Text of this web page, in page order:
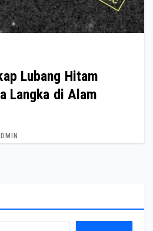
Lubang Hitam
Langka di Alam